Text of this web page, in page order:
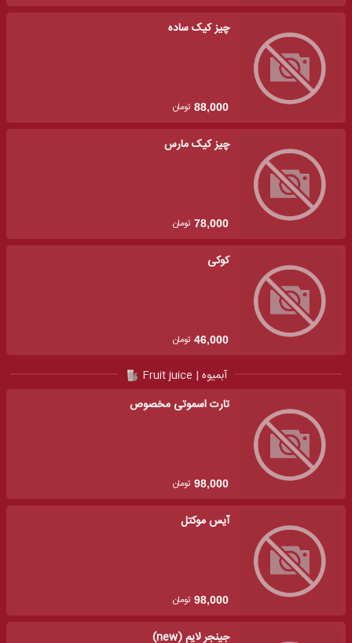
چیز کیک ساده
88,000 تومان
چیز کیک مارس
78,000 تومان
کوکی
46,000 تومان
آبمیوه | Fruit juice
تارت اسموتی مخصوص
98,000 تومان
آیس موکتل
98,000 تومان
جینجر لایم (new)